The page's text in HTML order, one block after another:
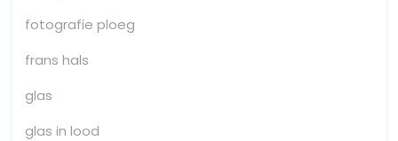
fotografie ploeg
frans hals
glas
glas in lood